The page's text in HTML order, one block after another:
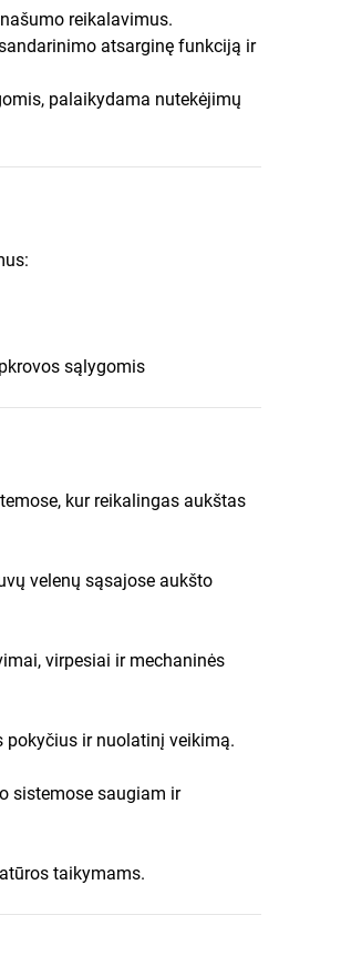
reikalavimus.
atsarginę funkciją ir
palaikydama nutekėjimų
sąlygomis
kur reikalingas aukštas
velenų sąsajose aukšto
virpesiai ir mechaninės
pokyčius ir nuolatinį veikimą.
sistemose saugiam ir
taikymams.